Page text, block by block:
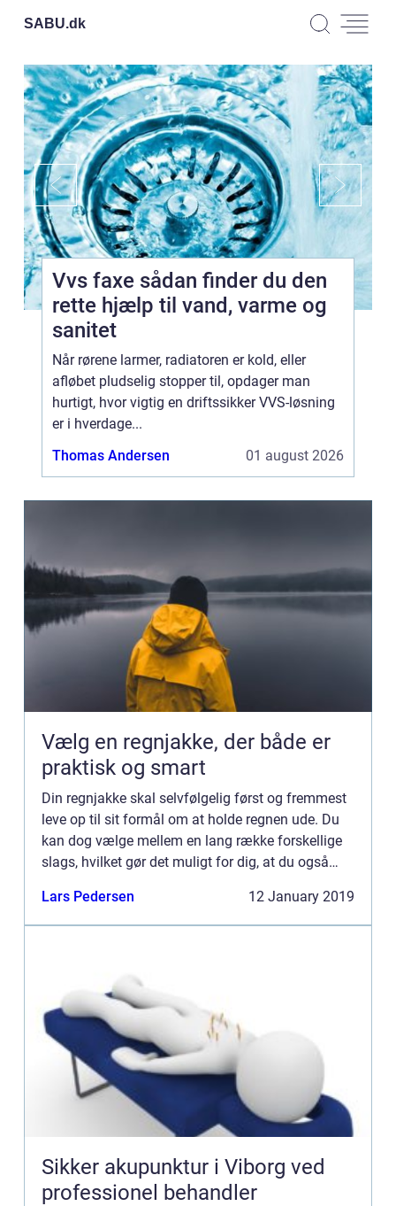
SABU.dk
Vvs faxe sådan finder du den
rette hjælp til vand, varme og
sanitet
Når rørene larmer, radiatoren er kold, eller
afløbet pludselig stopper til, opdager man
hurtigt, hvor vigtig en driftssikker VVS-løsning
er i hverdage...
Thomas Andersen
01 august 2026
Vælg en regnjakke, der både er
praktisk og smart
Din regnjakke skal selvfølgelig først og fremmest
leve op til sit formål om at holde regnen ude. Du
kan dog vælge mellem en lang række forskellige
slags, hvilket gør det muligt for dig, at du også
Lars Pedersen 12 January 2019
Sikker akupunktur i Viborg ved
professionel behandler